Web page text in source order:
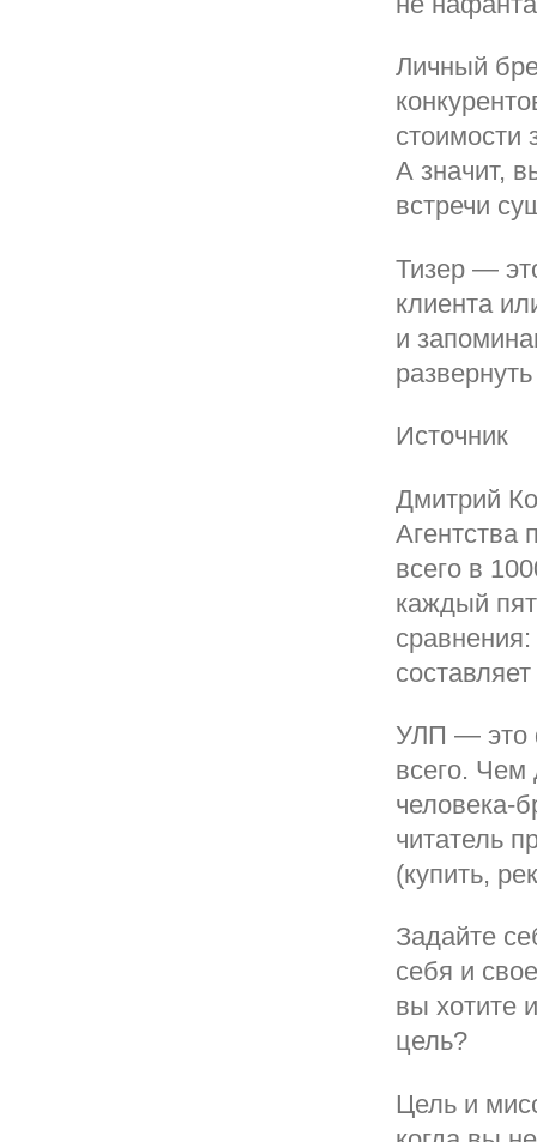
Личный
стоимости
А значит,
встречи
Тизер —
клиента
и
Источник
Дмитрий
Агентства
всего в
каждый
УЛП — это
всего. Чем
человека-
читатель
(купить,
Задайте
себя и
вы хотите
цель?
Цель и